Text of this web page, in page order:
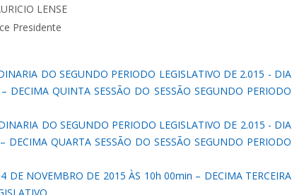
LENSE
Presidente
DO SEGUNDO PERIODO LEGISLATIVO DE 2.015 - DIA
QUINTA SESSÃO DO SESSÃO SEGUNDO PERIODO
DO SEGUNDO PERIODO LEGISLATIVO DE 2.015 - DIA
QUARTA SESSÃO DO SESSÃO SEGUNDO PERIODO
DE NOVEMBRO DE 2015 ÀS 10h 00min – DECIMA TERCEIRA